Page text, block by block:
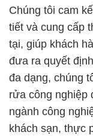
Chúng tôi cam
tiết và cung cấp
tại, giúp khách
đưa ra quyết
đa dạng, chúng
rửa công nghiệp
ngành công
khách sạn, thực